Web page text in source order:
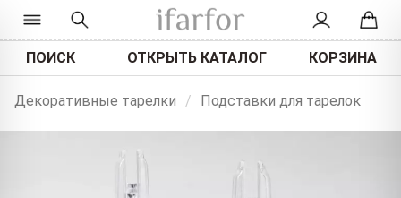
ПОИСК ОТКРЫТЬ КАТАЛОГ КОРЗИНА
Декоративные тарелки / Подставки для тарелок